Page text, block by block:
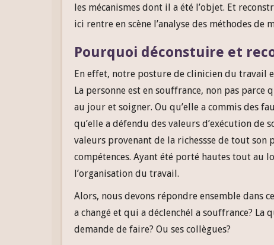
les mécanismes dont il a été l’objet. Et
ici rentre en scène l’analyse des méthodes de
Pourquoi déconstuire et
En effet, notre posture de clinicien du travail
La personne est en souffrance, non pas parce
au jour et soigner. Ou qu’elle a commis des
qu’elle a défendu des valeurs d’exécution de
valeurs provenant de la richessse de tout
compétences. Ayant été porté hautes tout au
l’organisation du travail.
Alors, nous devons répondre ensemble dans
a changé et qui a déclenchél a souffrance?
demande de faire? Ou ses collègues?